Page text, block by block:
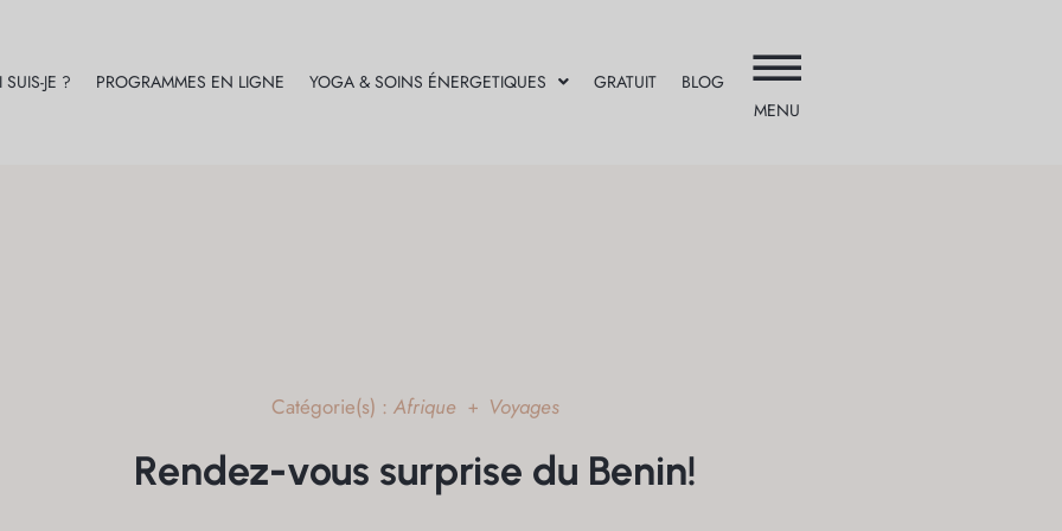
JE ? PROGRAMMES EN LIGNE YOGA & SOINS ÉNERGETIQUES GRATUIT
BLOG
MENU
Catégorie(s) : Afrique + Voyages
Rendez-vous surprise du Benin!